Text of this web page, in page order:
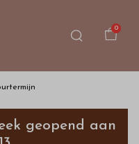
0
geopend aan